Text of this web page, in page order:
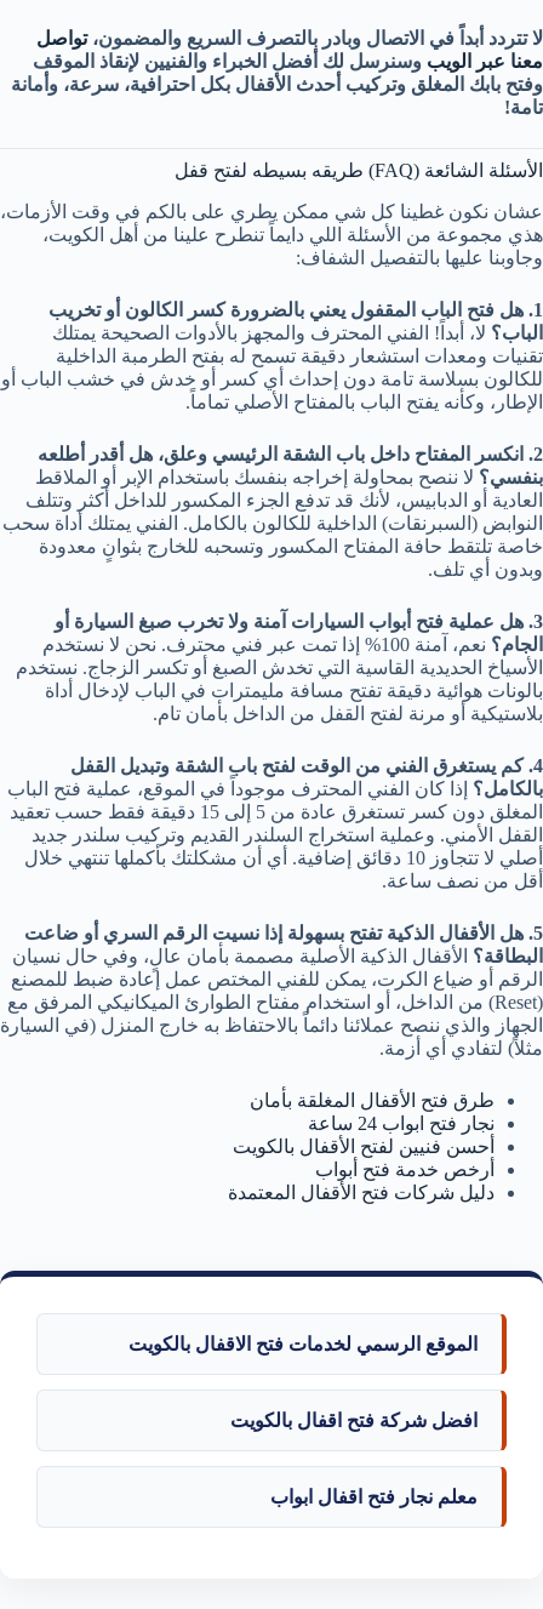
لا تتردد أبداً في الاتصال وبادر بالتصرف السريع والمضمون،تواصل
معنا عبر الويب وسنرسل لك أفضل الخبراء والفنيين لإنقاذ الموقف
وفتح بابك المغلق وتركيب أحدث الأقفال بكل احترافية، سرعة، وأمانة
تامة!
الأسئلة الشائعة (FAQ) طريقه بسيطه لفتح قفل
عشان نكون غطينا كل شي ممكن يطري على بالكم في وقت الأزمات،
هذي مجموعة من الأسئلة اللي دايماً تنطرح علينا من أهل الكويت،
وجاوبنا عليها بالتفصيل الشفاف:
1. هل فتح الباب المقفول يعني بالضرورة كسر الكالون أو تخريب
الباب؟ لا، أبداً! الفني المحترف والمجهز بالأدوات الصحيحة يمتلك
تقنيات ومعدات استشعار دقيقة تسمح له بفتح الطرمبة الداخلية
للكالون بسلاسة تامة دون إحداث أي كسر أو خدش في خشب الباب أو
الإطار، وكأنه يفتح الباب بالمفتاح الأصلي تماماً.
2. انكسر المفتاح داخل باب الشقة الرئيسي وعلق، هل أقدر أطلعه
بنفسي؟ لا ننصح بمحاولة إخراجه بنفسك باستخدام الإبر أو الملاقط
العادية أو الدبابيس، لأنك قد تدفع الجزء المكسور للداخل أكثر وتتلف
النوابض (السبرنقات) الداخلية للكالون بالكامل. الفني يمتلك أداة سحب
خاصة تلتقط حافة المفتاح المكسور وتسحبه للخارج بثوانٍ معدودة
وبدون أي تلف.
3. هل عملية فتح أبواب السيارات آمنة ولا تخرب صبغ السيارة أو
الجام؟
نعم، آمنة 100% إذا تمت عبر فني محترف. نحن لا نستخدم
الأسياخ الحديدية القاسية التي تخدش الصبغ أو تكسر الزجاج. نستخدم
بالونات هوائية دقيقة تفتح مسافة مليمترات في الباب لإدخال أداة
بلاستيكية أو مرنة لفتح القفل من الداخل بأمان تام.
4. كم يستغرق الفني من الوقت لفتح باب الشقة وتبديل القفل
بالكامل؟ إذا كان الفني المحترف موجوداً في الموقع، عملية فتح الباب
المغلق دون كسر تستغرق عادة من 5 إلى 15 دقيقة فقط حسب تعقيد
القفل الأمني. وعملية استخراج السلندر القديم وتركيب سلندر جديد
أصلي لا تتجاوز 10 دقائق إضافية. أي أن مشكلتك بأكملها تنتهي خلال
أقل من نصف ساعة.
5. هل الأقفال الذكية تفتح بسهولة إذا نسيت الرقم السري أو ضاعت
البطاقة؟ الأقفال الذكية الأصلية مصممة بأمان عالٍ، وفي حال نسيان
الرقم أو ضياع الكرت، يمكن للفني المختص عمل إعادة ضبط للمصنع
(Reset) من الداخل، أو استخدام مفتاح الطوارئ الميكانيكي المرفق مع
الجهاز والذي ننصح عملائنا دائماً بالاحتفاظ به خارج المنزل (في السيارة
مثلاً) لتفادي أي أزمة.
طرق فتح الأقفال المغلقة بأمان
نجار فتح ابواب 24 ساعة
أحسن فنيين لفتح الأقفال بالكويت
أرخص خدمة فتح أبواب
دليل شركات فتح الأقفال المعتمدة
الموقع الرسمي لخدمات فتح الاقفال بالكويت
افضل شركة فتح اقفال بالكويت
معلم نجار فتح اقفال ابواب